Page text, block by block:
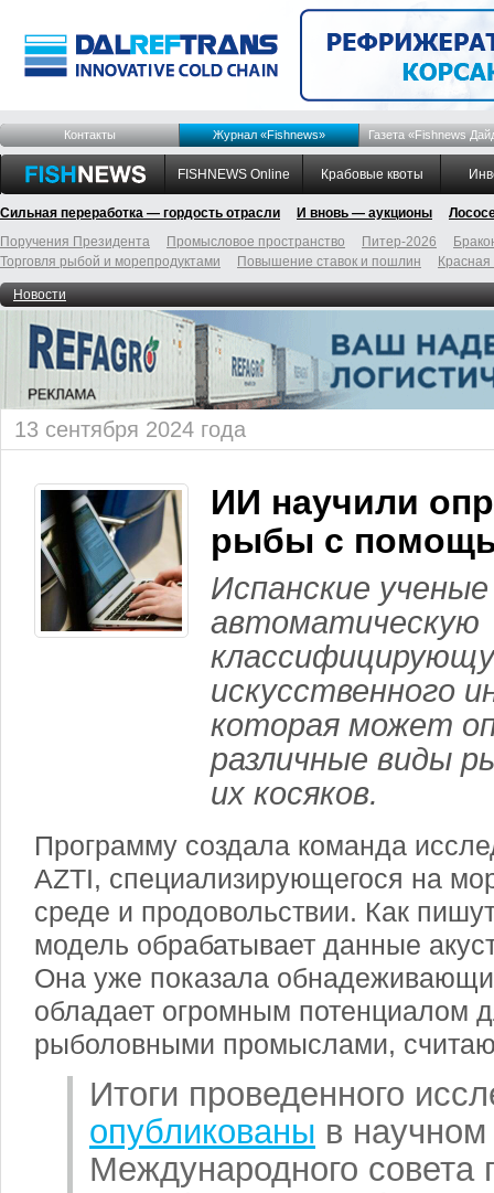
Контакты Журнал «Fishnews» Газета «Fishnews
FISHNEWS Online Крабовые квоты
Сильная переработка — гордость отрасли И вновь — аукционы
Поручения Президента
Промысловое пространство Питер-2026
Торговля рыбой и морепродуктами
Повышение ставок и пошлин
Новости
13 сентября 2024 года
ИИ научили
рыбы с
Испанские
автоматическую
искусственного
которая может
различные виды
их косяков.
Программу создала команда
AZTI, специализирующегося на
среде и продовольствии. Как
модель обрабатывает данные
Она уже показала
обладает огромным потенциалом
рыболовными промыслами,
Итоги проведенного
опубликованы в
Международного совета